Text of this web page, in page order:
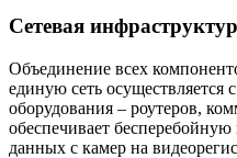
Сетевая
Объединение всех
единую сеть
оборудования – роутеров,
обеспечивает бесперебойную
данных с камер на